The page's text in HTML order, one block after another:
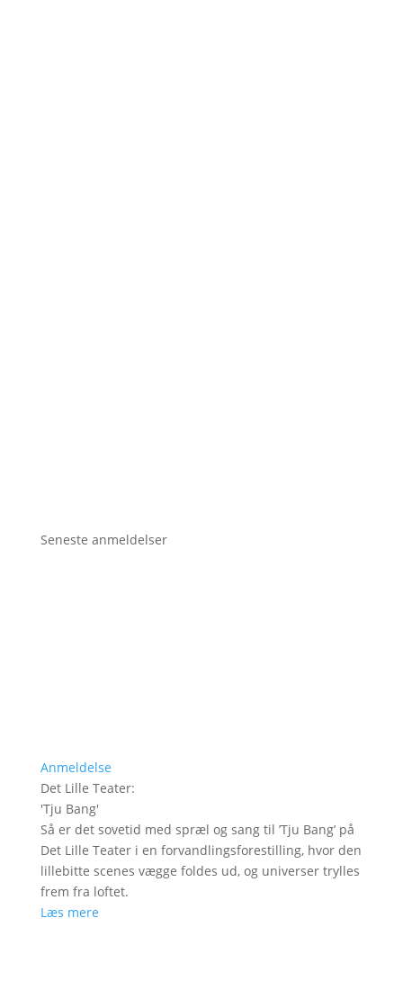
Seneste anmeldelser
Anmeldelse
Det Lille Teater:
'Tju Bang'
Så er det sovetid med spræl og sang til ’Tju Bang’ på
Det Lille Teater i en forvandlingsforestilling, hvor den
lillebitte scenes vægge foldes ud, og universer trylles
frem fra loftet.
Læs mere